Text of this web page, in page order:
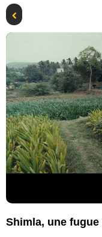
Shimla, une